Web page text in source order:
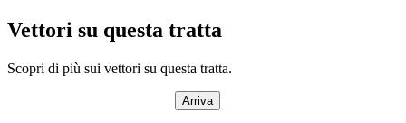
Vettori su questa tratta
Scopri di più sui vettori su questa tratta.
Arriva